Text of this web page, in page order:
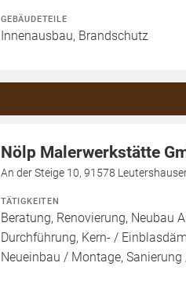
GEBÄUDETEILE
Innenausbau, Brandschutz
Nölp Malerwerkstätte
An der Steige 10, 91578
TÄTIGKEITEN
Beratung, Renovierung, Neubau
Durchführung, Kern- /
Neueinbau / Montage,